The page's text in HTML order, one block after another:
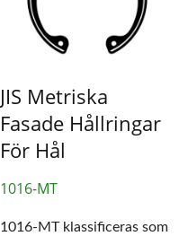
JIS Metriska
Fasade Hållringar
För Hål
1016-MT
1016-MT klassificeras som